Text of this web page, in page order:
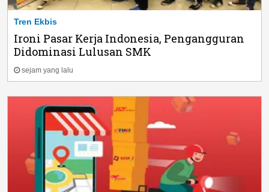
Tren Ekbis
Ironi Pasar Kerja Indonesia, Pengangguran
Didominasi Lulusan SMK
sejam yang lalu